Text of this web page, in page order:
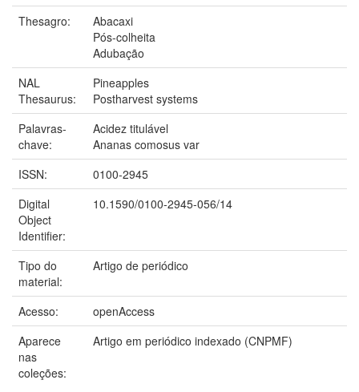
Thesagro:
Abacaxi
Pós-colheita
Adubação
NAL
Thesaurus:
Pineapples
Postharvest systems
Palavras-
chave:
Acidez titulável
Ananas comosus var
ISSN:
0100-2945
Digital
Object
Identifier:
10.1590/0100-2945-056/14
Tipo do
material:
Artigo de periódico
Acesso:
openAccess
Aparece
nas
coleções:
Artigo em periódico indexado (CNPMF)